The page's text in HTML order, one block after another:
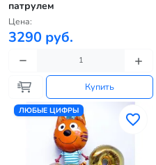
патрулем
Цена:
3290 руб.
Купить
ЛЮБЫЕ ЦИФРЫ